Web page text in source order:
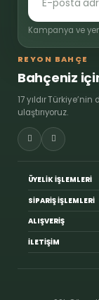
Kampanya ve
REYON BAHÇE
Bahçeniz
17 yıldır
ulaştırıyoruz.
ÜYELİK İŞLEMLERİ
SİPARİŞ İŞLEMLERİ
ALIŞVERİŞ
İLETİŞİM